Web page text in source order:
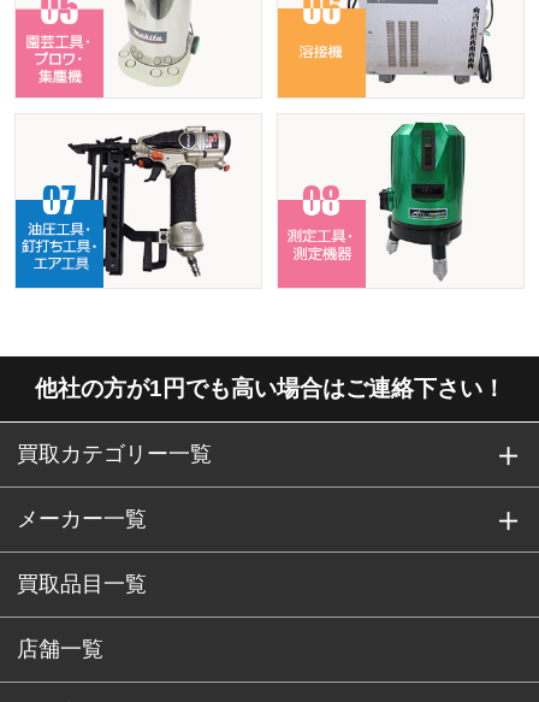
他社の方が1円でも高い場合はご連絡下さい！
買取カテゴリー一覧
メーカー一覧
買取品目一覧
店舗一覧